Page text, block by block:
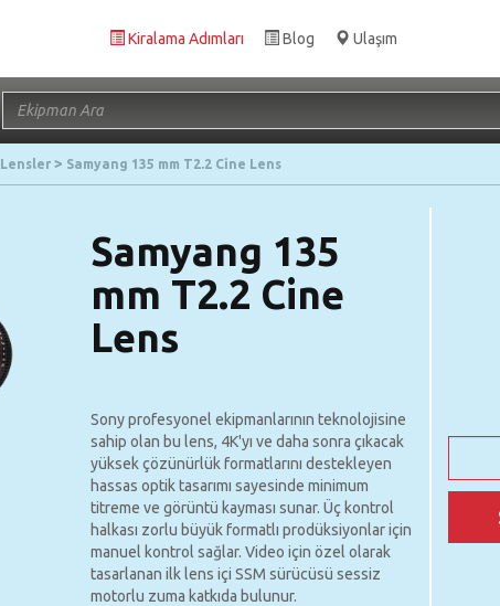
Kiralama Adımları Blog Ulaşım
Lensler Samyang 135 mm T2.2 Cine Lens
Samyang 135
mm T2.2 Cine
Lens
Sony profesyonel ekipmanlarının teknolojisine
sahip olan bu lens, 4K'yı ve daha sonra çıkacak
yüksek çözünürlük formatlarını destekleyen
hassas optik tasarımı sayesinde minimum
titreme ve görüntü kayması sunar. Üç kontrol
halkası zorlu büyük formatlı prodüksiyonlar için
manuel kontrol sağlar. Video için özel olarak
tasarlanan ilk lens içi SSM sürücüsü sessiz
motorlu zuma katkıda bulunur.